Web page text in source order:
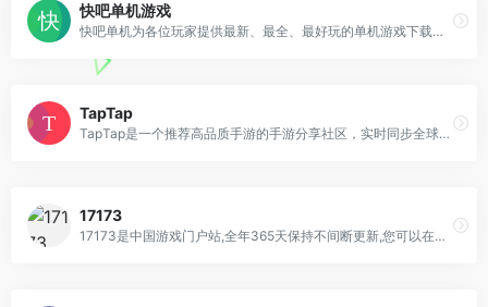
快吧单机游戏
快吧单机为各位玩家提供最新、最全、最好玩的单机游戏下载，以及各类单机游戏资讯、攻略、视频、补丁等等，快吧单机是您最好的单机游戏下载基地！
TapTap
TapTap是一个推荐高品质手游的手游分享社区，实时同步全球各大应用市场游戏排行榜，与全球玩家共同交流并发掘高品质手游。
17173
17173是中国游戏门户站,全年365天保持不间断更新,您可以在这里获得专业的游戏新闻资讯,完善的游戏攻略专区,人气游戏论坛以及游戏测试账号等,是游戏玩家首选网络游戏资讯门户网站。